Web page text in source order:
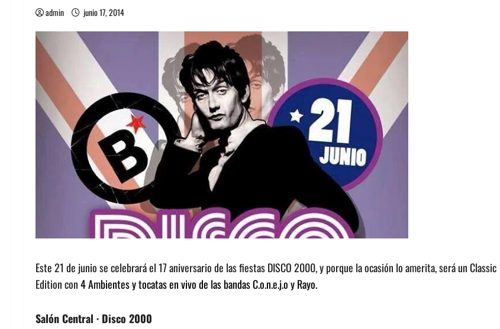
admin junio 17, 2014
Este 21 de junio se celebrará el 17 aniversario de las fiestas DISCO 2000, y porque la ocasión lo amerita, será un Classic
Edition con4 Ambientes y tocatas en vivo de las bandas C.o.n.e.j.o y Rayo.
Salón Central · Disco 2000